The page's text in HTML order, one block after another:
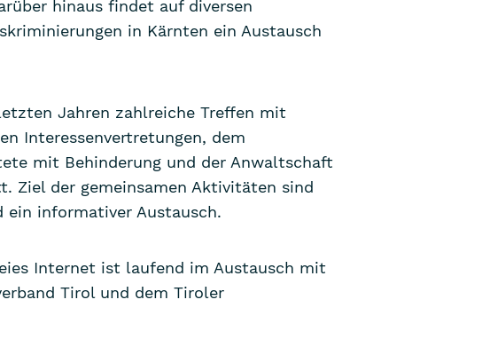
hinaus findet auf diversen
in Kärnten ein Austausch
Jahren zahlreiche Treffen mit
Interessenvertretungen, dem
mit Behinderung und der Anwaltschaft
Ziel der gemeinsamen Aktivitäten sind
ein informativer Austausch.
Internet ist laufend im Austausch mit
Tirol und dem Tiroler